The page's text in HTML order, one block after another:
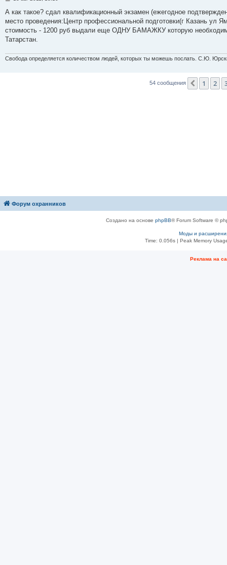
о
щ
е
и
А как такое? сдал квалификационный экзамен (ежегодное
место проведения:Центр профессиональной подготовки(г Казань ул
стоимость - 1200 руб выдали еще ОДНУ БАМАЖКУ которую
Татарстан.
Свобода определяется количеством людей, которых ты можешь послать. С.Ю.
54 сообщения Пред.
1 2
Форум охранников
Создано на основе phpBB® Forum Software ©
Моды и
Time: 0.056s| Peak Memory
Рeклама на